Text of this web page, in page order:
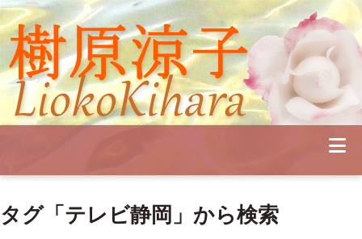
Profile
Concert
Seminar
Diary
Pianoland
Contact
タグ「テレビ静岡」から検索